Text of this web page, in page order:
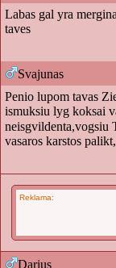
Labas gal yra
taves
Svajunas
Penio lupom tavas
ismuksiu lyg koksai
vasaros karstos
Reklama:
Darius